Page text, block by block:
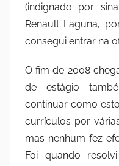
(indignado por
Renault Laguna,
consegui entrar na
O fim de 2008
de estágio
continuar como
currículos por
mas nenhum fez
Foi quando